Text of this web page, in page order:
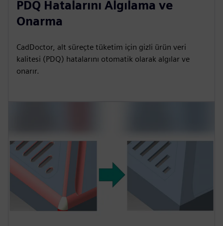
PDQ Hatalarını Algılama ve
Onarma
CadDoctor, alt süreçte tüketim için gizli ürün veri
kalitesi (PDQ) hatalarını otomatik olarak algılar ve
onarır.